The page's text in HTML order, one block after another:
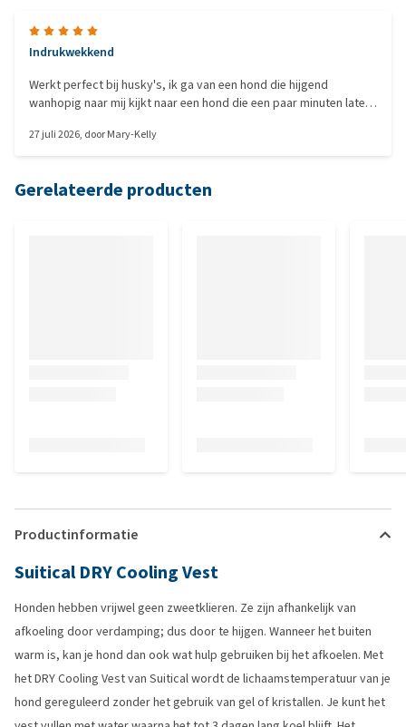
Indrukwekkend
Werkt perfect bij husky's, ik ga van een hond die hijgend
wanhopig naar mij kijkt naar een hond die een paar minuten later
te gebruiken tijdens de hitte dan om een hond die zich goed voelt
27 juli 2026, doorMary-Kelly
Gerelateerde producten
Productinformatie
Suitical DRY Cooling Vest
Honden hebben vrijwel geen zweetklieren. Ze zijn afhankelijk van
afkoeling door verdamping; dus door te hijgen. Wanneer het buiten
warm is, kan je hond dan ook wat hulp gebruiken bij het afkoelen. Met
het DRY Cooling Vest van Suitical wordt de lichaamstemperatuur van je
hond gereguleerd zonder het gebruik van gel of kristallen. Je kunt het